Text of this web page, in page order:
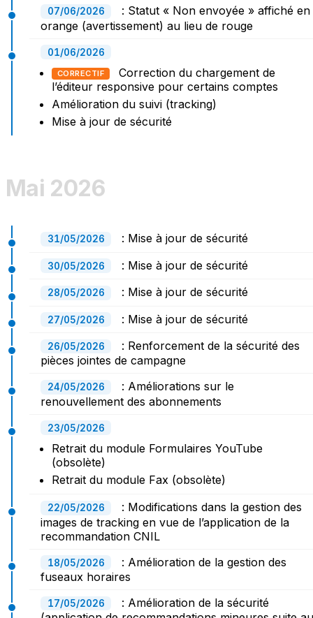
07/06/2026
: Statut « Non envoyée » affiché en
orange (avertissement) au lieu de rouge
01/06/2026
CORRECTIF
Correction du chargement de
l’éditeur responsive pour certains comptes
Amélioration du suivi (tracking)
Mise à jour de sécurité
Mai 2026
31/05/2026 : Mise à jour de sécurité
30/05/2026 : Mise à jour de sécurité
28/05/2026 : Mise à jour de sécurité
27/05/2026 : Mise à jour de sécurité
26/05/2026
: Renforcement de la sécurité des
pièces jointes de campagne
24/05/2026
: Améliorations sur le
renouvellement des abonnements
23/05/2026
Retrait du module Formulaires YouTube
(obsolète)
Retrait du module Fax (obsolète)
22/05/2026
: Modifications dans la gestion des
images de tracking en vue de l’application de la
recommandation CNIL
18/05/2026
: Amélioration de la gestion des
fuseaux horaires
17/05/2026
: Amélioration de la sécurité